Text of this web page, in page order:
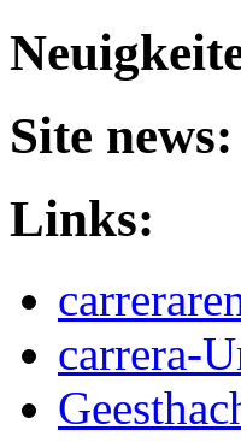
Site news:
Links:
carrera-